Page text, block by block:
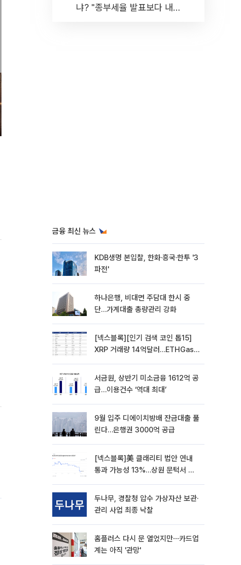
냐? "종부세율 발표보다 내릴
금융 최신 뉴스
KDB생명 본입찰, 한화·흥국·한투 '3
파전'
하나은행, 비대면 주담대 한시 중
단…가계대출 총량관리 강화
[넥스블록][인기 검색 코인 톱15]
XRP 거래량 14억달러…ETHGas
서금원, 상반기 미소금융 1612억 공
급…이용건수 ‘역대 최대’
9월 입주 디에이치방배 잔금대출 풀
린다…은행권 3000억 공급
[넥스블록]美 클래리티 법안 연내
통과 가능성 13%…상원 문턱서 제
두나무, 경찰청 압수 가상자산 보관·
관리 사업 최종 낙찰
홈플러스 다시 문 열었지만⋯카드업
계는 아직 '관망'